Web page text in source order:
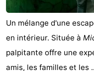
Un mélange d'une
en intérieur. Située à
palpitante offre une
amis, les familles et les